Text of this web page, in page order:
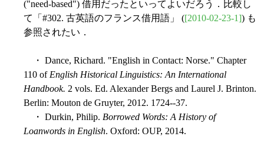
("need-based") 借用だったといってよいだろう．比較し
て「#302. 古英語のフランス借用語」 ([2010-02-23-1]) も
参照されたい．
・ Dance, Richard. "English in Contact: Norse." Chapter
110 of English Historical Linguistics: An International
Handbook. 2 vols. Ed. Alexander Bergs and Laurel J. Brinton.
Berlin: Mouton de Gruyter, 2012. 1724--37.
・ Durkin, Philip. Borrowed Words: A History of
Loanwords in English. Oxford: OUP, 2014.